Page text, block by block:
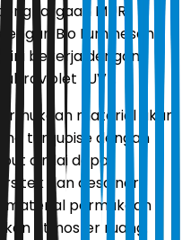
MURI
Bio Luminesensi
ini bekerja dengan
(UV).
material akan
turquoise dengan
dinilai dapat
dan desainer
permukaan
atmosfer ruang.